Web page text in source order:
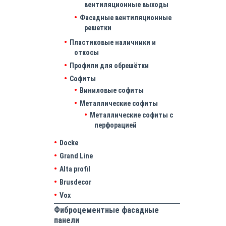
вентиляционные выходы
Фасадные вентиляционные
решетки
Пластиковые наличники и
откосы
Профили для обрешётки
Софиты
Виниловые софиты
Металлические софиты
Металлические софиты с
перфорацией
Docke
Grand Line
Alta profil
Brusdecor
Vox
Фиброцементные фасадные
панели